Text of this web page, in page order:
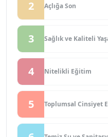
2 Açlığa Son
3 Sağlık ve Kaliteli
4 Nitelikli Eğitim
5 Toplumsal Cinsiyet